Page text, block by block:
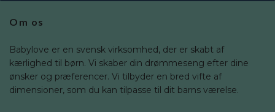
Om os
Babylove er en svensk virksomhed, der er skabt af
kærlighed til børn. Vi skaber din drømmeseng efter dine
ønsker og præferencer. Vi tilbyder en bred vifte af
dimensioner, som du kan tilpasse til dit barns værelse.